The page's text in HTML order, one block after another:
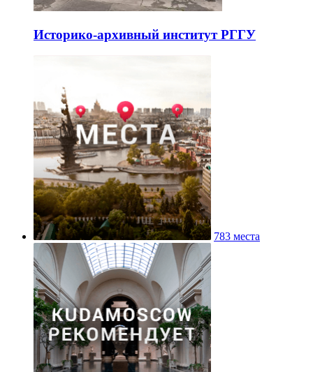
Историко-архивный институт РГГУ
783 места